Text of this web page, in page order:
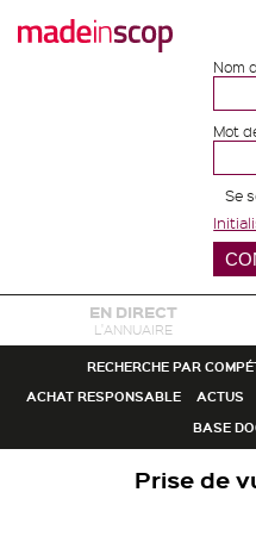
Nom
Mot
Se
EN DIRECT
L'ANNUAIRE
RECHERCHE PAR
ACHAT RESPONSABLE
ACTUS
BASE
Prise de